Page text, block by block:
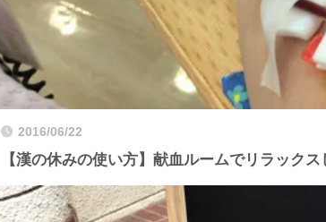
2016/06/22
【漢の休みの使い方】献血ルームでリラック